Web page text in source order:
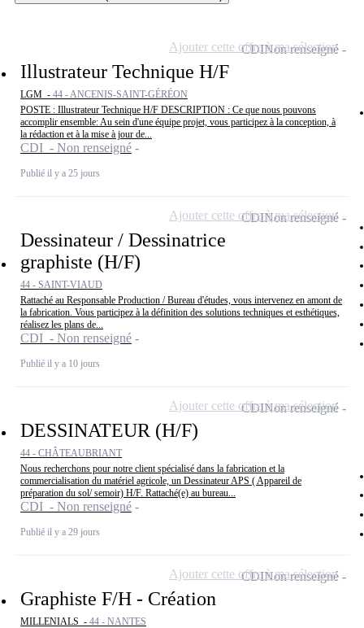
Illustrateur Technique H/F
LGM - 44 - ANCENIS-SAINT-GÉRÉON
POSTE : Illustrateur Technique H/F DESCRIPTION : Ce que nous pouvons
accomplir ensemble: Au sein d'une équipe projet, vous participez à la conception, à
la rédaction et à la mise à jour de...
CDI - Non renseigné
Publié il y a 25 jours
CDINon renseigné
Ajouter cette offre à ma sélection
Dessinateur / Dessinatrice
graphiste (H/F)
44 - SAINT-VIAUD
Rattaché au Responsable Production / Bureau d'études, vous intervenez en amont de
la fabrication. Vous participez à la définition des solutions techniques et esthétiques,
réalisez les plans de...
CDI - Non renseigné
Publié il y a 10 jours
CDINon renseigné
Ajouter cette offre à ma sélection
DESSINATEUR (H/F)
44 - CHÂTEAUBRIANT
Nous recherchons pour notre client spécialisé dans la fabrication et la
commercialisation du matériel agricole, un Dessinateur APS ( Appareil de
préparation du sol/ semoir) H/F. Rattaché(e) au bureau...
CDI - Non renseigné
Publié il y a 29 jours
CDINon renseigné
Ajouter cette offre à ma sélection
Graphiste F/H - Création
MILLENIALS - 44 - NANTES
CDINon renseigné
Ajouter cette offre à ma sélection